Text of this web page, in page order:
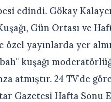
edindi. Gökay
Gün Ortası ve
yayınlarda yer
kuşağı
atmıştır. 24 TV'de
Gazetesi Hafta Sonu